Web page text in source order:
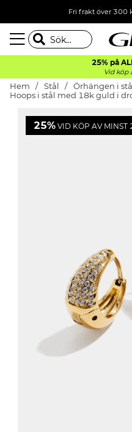
Fri frakt över 300
25% på
Vid köp
Hem Stål
Örhängen i stål
Hoops i stål med 18k guld i
25% VID KÖP AV MINST